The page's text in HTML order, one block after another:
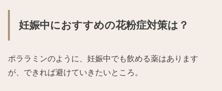
妊娠中におすすめの花粉症対策は？
ポララミンのように、妊娠中でも飲める薬はあります
が、できれば避けていきたいところ。